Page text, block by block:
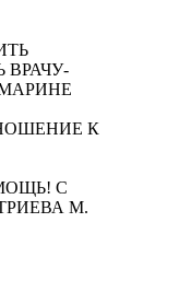
ВРАЧУ-
К
С
М.